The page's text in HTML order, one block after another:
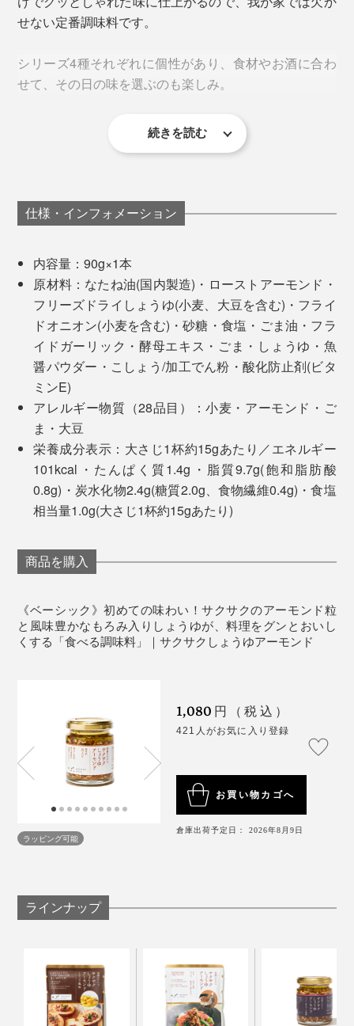
といっしょに、ご飯にのっければ、「白身魚のサクサク
しょうゆアーモンド丼」に。
どちらもカンタンなのに、一品だけで、ごちそうになり
ます。
おもしろい使い方として、パンやご飯、パスタといっ
た、主食にかけてもおいしい！
卵かけご飯、チキンと大葉をのせたバゲット、エビとブ
ロッコリーのパスタ……具を入れても、味つけはこれだ
けでOK。
凍らせた後も、真空乾燥させていく過程で、溶けてしま
イしょうゆは、完成しました。
プ。しょうゆもろみは、しょうゆを搾る前のペースト
状、つまり、“しょうゆの素”です。
発酵させた大豆や小麦がそのまま残っているので、普通
のしょうゆとくらべて、風味が濃厚で、奥深い味わ
い……しょうゆをつくる蔵元しか知らなかった味を、活
かしているので、新鮮な味わいです。
このフリーズドライしょうゆに、近年、注目を集めてい
モンド』。
アーモンドは、抗酸化作用の高いビタミンE、整腸作用
肺を乾燥から守るとされています。
せない定番調味料です。
シリーズ4種それぞれに個性があり、食材やお酒に合わ
せて、その日の味を選ぶのも楽しみ。
「ペッパー＆スモーク」は、ビールやハイボールにぴっ
たり。燻製の香りとこしょうのパンチで、ヘルシー食材
もわんぱくな味わいに。そのままつまんでお酒のおとも
にも。
「塩糀レモン・カシューナッツ」には、白ワインやスパ
ークリングワインを。レモンの爽やかさと旨味が同時に
くるので、暑い時期でも食欲をそそります。
「トリュフ風味」は、軽めの赤ワインや熟成した白ワイ
おしゃれなビストロ風に。おうちで非日常を味わえま
す。
ベーシックな「サクサクしょうゆアーモンド」は、それ
こそ万能。我が家では、炒め物、あえもの、しゃぶしゃ
続きを読む
仕様・インフォメーション
内容量：90g×1本
原材料：なたね油(国内製造)・ローストアーモンド・
フリーズドライしょうゆ(小麦、大豆を含む)・フライ
ドオニオン(小麦を含む)・砂糖・食塩・ごま油・フラ
イドガーリック・酵母エキス・ごま・しょうゆ・魚
醤パウダー・こしょう/加工でん粉・酸化防止剤(ビタ
ミンE)
アレルギー物質（28品目）：小麦・アーモンド・ご
ま・大豆
栄養成分表示：大さじ1杯約15gあたり／エネルギー
101kcal・たんぱく質1.4g・脂質9.7g(飽和脂肪酸
0.8g)・炭水化物2.4g(糖質2.0g、食物繊維0.4g)・食塩
相当量1.0g(大さじ1杯約15gあたり)
商品を購入
《ベーシック》初めての味わい！サクサクのアーモンド粒
と風味豊かなもろみ入りしょうゆが、料理をグンとおいし
くする「食べる調味料」｜サクサクしょうゆアーモンド
ラッピング可能
1,080 円（税込）
421人がお気に入り登録
お買い物カゴへ
倉庫出荷予定日： 2026年8月9日
ラインナップ